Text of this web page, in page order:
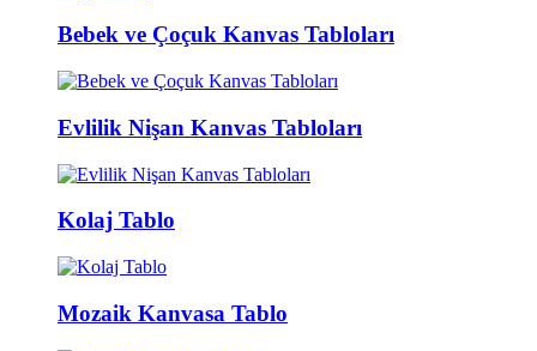
Bebek ve Çoçuk Kanvas Tabloları
Evlilik Nişan Kanvas Tabloları
Kolaj Tablo
Mozaik Kanvasa Tablo